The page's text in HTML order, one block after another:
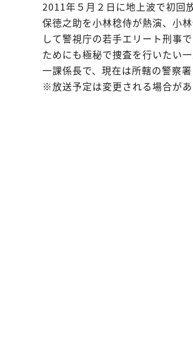
2011年５月２日に地上波で初回
保徳之助を小林稔侍が熱演、小
して警視庁の若手エリート刑事
ためにも極秘で捜査を行いたい
一課係長で、現在は所轄の警察
※放送予定は変更される場合が